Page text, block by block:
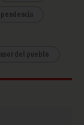
del pueblo